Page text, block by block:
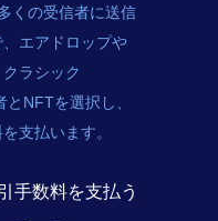
くの受信者に送信
エアドロップや
ラシック
NFTを選択し、
支払います。
手数料を支払う